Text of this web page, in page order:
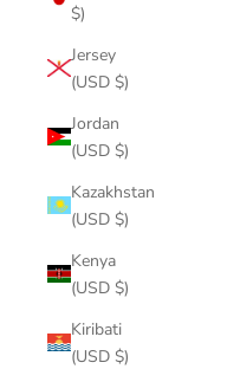
$)
Jersey
(USD $)
Jordan
(USD $)
Kazakhstan
(USD $)
Kenya
(USD $)
Kiribati
(USD $)